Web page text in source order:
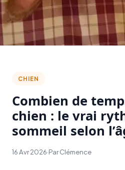
CHIEN
Combien de
chien : le vrai
sommeil selon
16 Avr 2026·Par Clémence